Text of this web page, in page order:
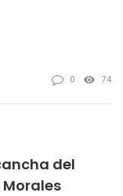
0 74
del